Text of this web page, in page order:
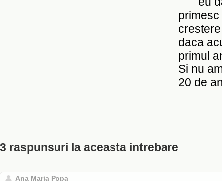
primesc
daca
primul
Si nu
20 de
3 raspunsuri la aceasta intrebare
Ana Maria Popa